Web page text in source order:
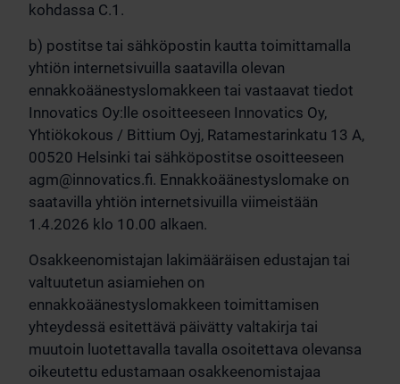
kohdassa C.1.
b) postitse tai sähköpostin kautta toimittamalla
yhtiön internetsivuilla saatavilla olevan
ennakkoäänestyslomakkeen tai vastaavat tiedot
Innovatics Oy:lle osoitteeseen Innovatics Oy,
Yhtiökokous / Bittium Oyj, Ratamestarinkatu 13 A,
00520 Helsinki tai sähköpostitse osoitteeseen
agm@innovatics.fi. Ennakkoäänestyslomake on
saatavilla yhtiön internetsivuilla viimeistään
1.4.2026 klo 10.00 alkaen.
Osakkeenomistajan lakimääräisen edustajan tai
valtuutetun asiamiehen on
ennakkoäänestyslomakkeen toimittamisen
yhteydessä esitettävä päivätty valtakirja tai
muutoin luotettavalla tavalla osoitettava olevansa
oikeutettu edustamaan osakkeenomistajaa